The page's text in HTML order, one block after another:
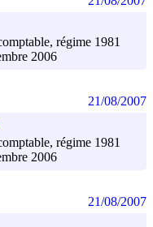
régime 1981
2006
régime 1981
2006
21/08/2007
21/08/2007